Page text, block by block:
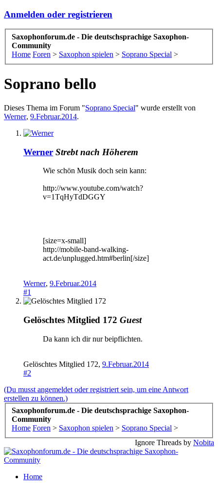
Anmelden oder registrieren
Saxophonforum.de - Die deutschsprachige Saxophon-
Community
Home Foren > Saxophon spielen > Soprano Special >
Soprano bello
Dieses Thema im Forum "Soprano Special" wurde erstellt von
Werner, 9.Februar.2014.
Werner Strebt nach Höherem
Wie schön Musik doch sein kann:
http://www.youtube.com/watch?
v=1TqHyTdDGGY
[size=x-small]
http://mobile-band-walking-
act.de/unplugged.htm#berlin[/size]
Werner, 9.Februar.2014
#1
Gelöschtes Mitglied 172 Guest
Da kann ich dir nur beipflichten.
Gelöschtes Mitglied 172, 9.Februar.2014
#2
(Du musst angemeldet oder registriert sein, um eine Antwort
erstellen zu können.)
Saxophonforum.de - Die deutschsprachige Saxophon-
Community
Home Foren > Saxophon spielen > Soprano Special >
Ignore Threads by Nobita
Home